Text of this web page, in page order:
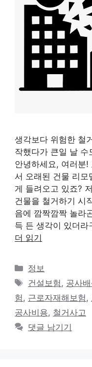
생각보다 위험한 철
작했다가 큰일 날 수
안녕하세요, 여러분!
서 오래된 건물 리
게 들려오고 있죠?
건물을 철거하기 시
음에 깜짝깜짝 놀라
득 든 생각이 있더
더 읽기
카
테
리
정보
태
그
건설보험 , 공사
험 , 근로자재해보험 ,
공사비용, 철거사고
댓글 남기기